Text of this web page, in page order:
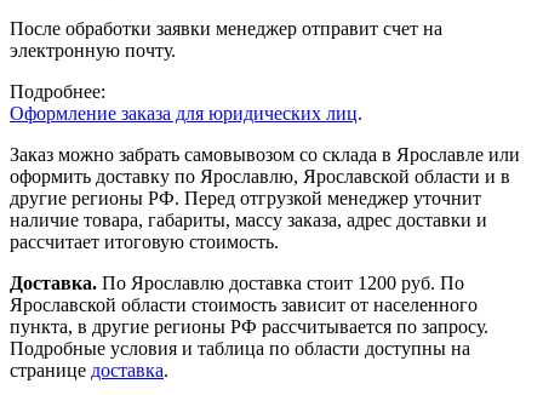
После обработки заявки менеджер отправит счет на
электронную почту.
Подробнее:
Оформление заказа для юридических лиц.
Заказ можно забрать самовывозом со склада в Ярославле или
оформить доставку по Ярославлю, Ярославской области и в
другие регионы РФ. Перед отгрузкой менеджер уточнит
наличие товара, габариты, массу заказа, адрес доставки и
рассчитает итоговую стоимость.
Доставка. По Ярославлю доставка стоит 1200 руб. По
Ярославской области стоимость зависит от населенного
пункта, в другие регионы РФ рассчитывается по запросу.
Подробные условия и таблица по области доступны на
странице доставка.